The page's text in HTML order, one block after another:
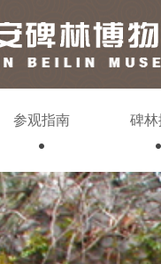
参观指南 碑